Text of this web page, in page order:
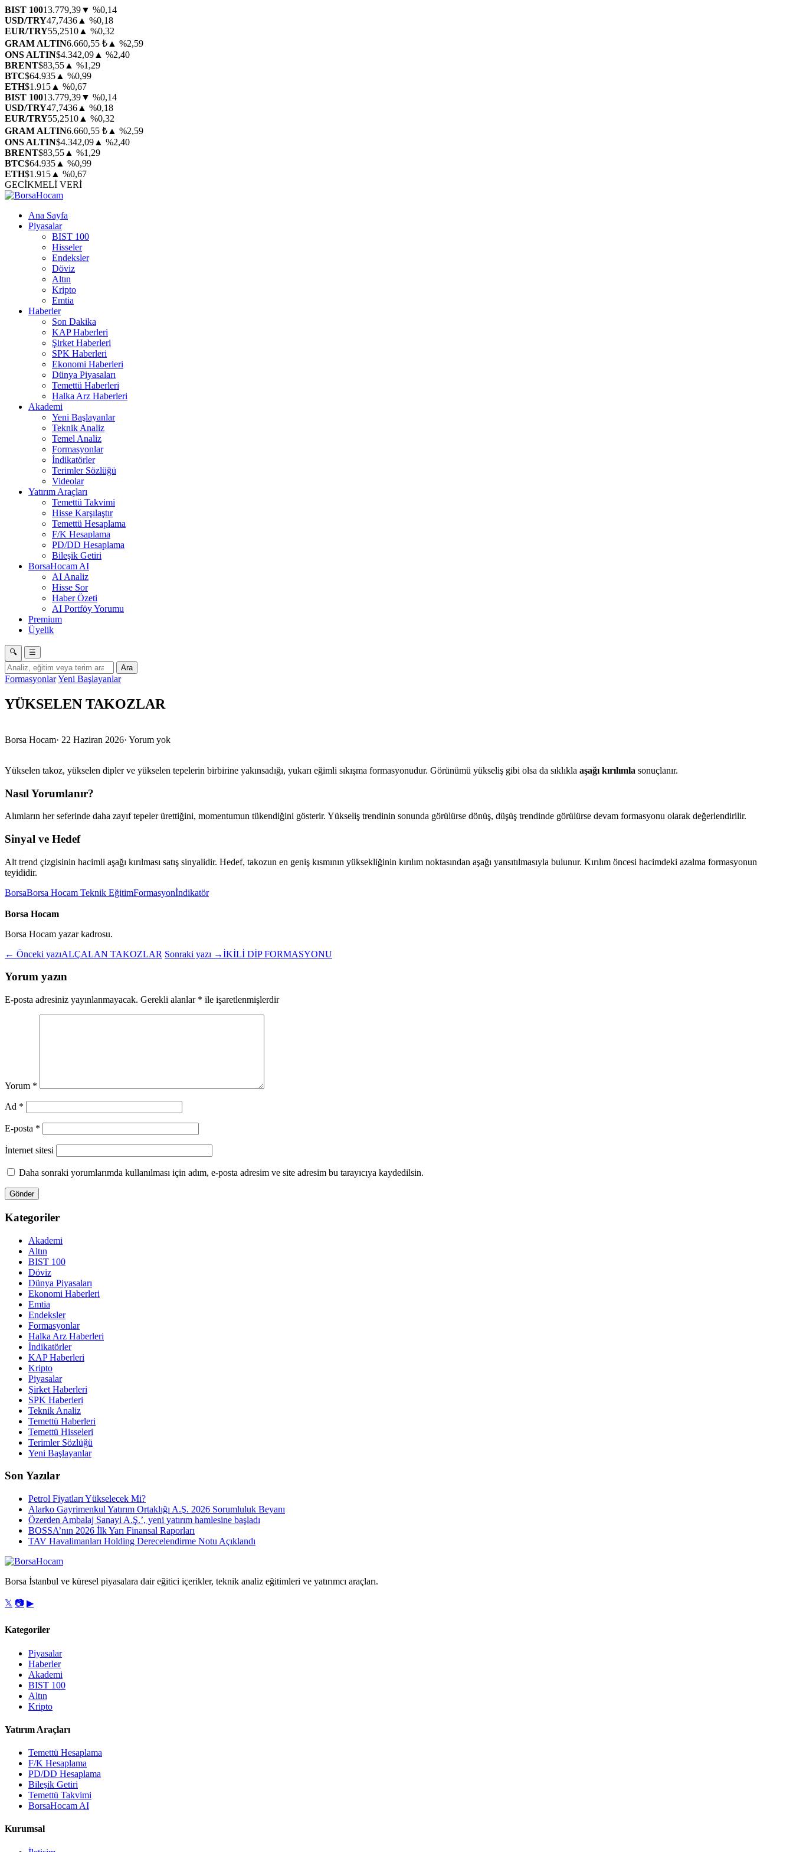
BIST 10013.779,39▼ %0,14
USD/TRY47,7436 ▲ %0,18
EUR/TRY55,2510 ▲ %0,32
GRAM ALTIN6.660,55 ₺ ▲ %2,59
ONS ALTIN$4.342,09 ▲ %2,40
BRENT$83,55 ▲ %1,29
BTC$64.935 ▲ %0,99
ETH$1.915 ▲ %0,67
BIST 10013.779,39▼ %0,14
USD/TRY47,7436 ▲ %0,18
EUR/TRY55,2510 ▲ %0,32
GRAM ALTIN6.660,55 ₺ ▲ %2,59
ONS ALTIN$4.342,09 ▲ %2,40
BRENT$83,55 ▲ %1,29
BTC$64.935 ▲ %0,99
ETH$1.915 ▲ %0,67
GECİKMELİ VERİ
Ana Sayfa
Piyasalar
BIST 100
Hisseler
Endeksler
Döviz
Altın
Kripto
Emtia
Haberler
Son Dakika
KAP Haberleri
Şirket Haberleri
SPK Haberleri
Ekonomi Haberleri
Dünya Piyasaları
Temettü Haberleri
Halka Arz Haberleri
Akademi
Yeni Başlayanlar
Teknik Analiz
Temel Analiz
Formasyonlar
İndikatörler
Terimler Sözlüğü
Videolar
Yatırım Araçları
Temettü Takvimi
Hisse Karşılaştır
Temettü Hesaplama
F/K Hesaplama
PD/DD Hesaplama
Bileşik Getiri
BorsaHocam AI
AI Analiz
Hisse Sor
Haber Özeti
AI Portföy Yorumu
Premium
Üyelik
🔍
☰
Ara
FormasyonlarYeni Başlayanlar
YÜKSELEN TAKOZLAR
Borsa Hocam· 22 Haziran 2026· Yorum yok
Yükselen takoz, yükselen dipler ve yükselen tepelerin birbirine yakınsadığı, yukarı eğimli sıkışma formasyonudur. Görünümü yükseliş gibi olsa da sıklıkla aşağı kırılımla sonuçlanır.
Nasıl Yorumlanır?
Alımların her seferinde daha zayıf tepeler ürettiğini, momentumun tükendiğini gösterir. Yükseliş trendinin sonunda görülürse dönüş, düşüş trendinde görülürse devam formasyonu olarak değerlendirilir.
Sinyal ve Hedef
Alt trend çizgisinin hacimli aşağı kırılması satış sinyalidir. Hedef, takozun en geniş kısmının yüksekliğinin kırılım noktasından aşağı yansıtılmasıyla bulunur. Kırılım öncesi hacimdeki azalma formasyonun
teyididir.
BorsaBorsa Hocam Teknik EğitimFormasyonİndikatör
Borsa Hocam
Borsa Hocam yazar kadrosu.
← Önceki yazıALÇALAN TAKOZLAR Sonraki yazı →İKİLİ DİP FORMASYONU
Yorum yazın
E-posta adresiniz yayınlanmayacak. Gerekli alanlar * ile işaretlenmişlerdir
Yorum *
Ad *
E-posta *
İnternet sitesi
Daha sonraki yorumlarımda kullanılması için adım, e-posta adresim ve site adresim bu tarayıcıya kaydedilsin.
Kategoriler
Akademi
Altın
BIST 100
Döviz
Dünya Piyasaları
Ekonomi Haberleri
Emtia
Endeksler
Formasyonlar
Halka Arz Haberleri
İndikatörler
KAP Haberleri
Kripto
Piyasalar
Şirket Haberleri
SPK Haberleri
Teknik Analiz
Temettü Haberleri
Temettü Hisseleri
Terimler Sözlüğü
Yeni Başlayanlar
Son Yazılar
Petrol Fiyatları Yükselecek Mi?
Alarko Gayrimenkul Yatırım Ortaklığı A.Ş. 2026 Sorumluluk Beyanı
Özerden Ambalaj Sanayi A.Ş.’, yeni yatırım hamlesine başladı
BOSSA’nın 2026 İlk Yarı Finansal Raporları
TAV Havalimanları Holding Derecelendirme Notu Açıklandı
Borsa İstanbul ve küresel piyasalara dair eğitici içerikler, teknik analiz eğitimleri ve yatırımcı araçları.
𝕏 📷 ▶
Kategoriler
Piyasalar
Haberler
Akademi
BIST 100
Altın
Kripto
Yatırım Araçları
Temettü Hesaplama
F/K Hesaplama
PD/DD Hesaplama
Bileşik Getiri
Temettü Takvimi
BorsaHocam AI
Kurumsal